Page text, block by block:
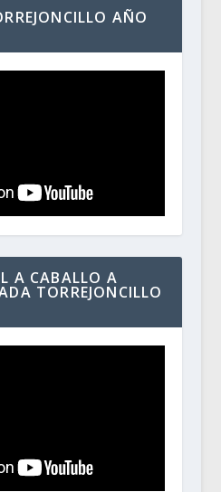
AÑO
A CABALLO A
TORREJONCILLO